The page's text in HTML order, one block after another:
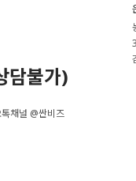
불가)
채널 @싼비즈